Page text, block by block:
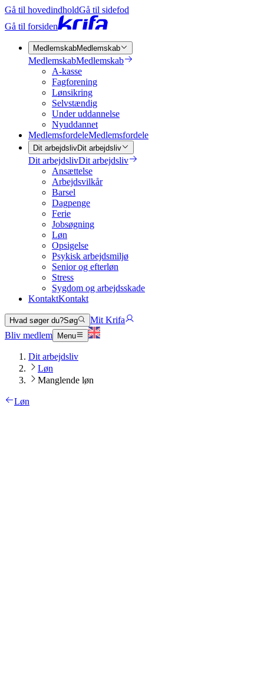
Gå til hovedindholdGå til sidefod
Gå til forsiden
MedlemskabMedlemskab
MedlemskabMedlemskab
A-kasse
Fagforening
Lønsikring
Selvstændig
Under uddannelse
Nyuddannet
MedlemsfordeleMedlemsfordele
Dit arbejdslivDit arbejdsliv
Dit arbejdslivDit arbejdsliv
Ansættelse
Arbejdsvilkår
Barsel
Dagpenge
Ferie
Jobsøgning
Løn
Opsigelse
Psykisk arbejdsmiljø
Senior og efterløn
Stress
Sygdom og arbejdsskade
KontaktKontakt
Hvad søger du?Søg
Mit Krifa
Bliv medlem
Menu
Dit arbejdsliv
Løn
Manglende løn
Løn